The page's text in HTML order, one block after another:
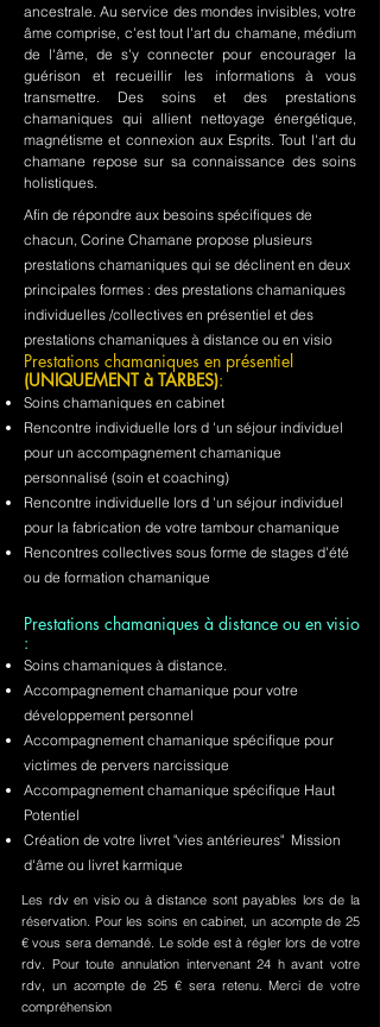
ancestrale. Au service des mondes invisibles, votre
âme comprise, c'est tout l'art du chamane, médium
de l'âme, de s'y connecter pour encourager la
guérison et recueillir les informations à vous
transmettre. Des soins et des prestations
chamaniques qui allient nettoyage énergétique,
magnétisme et connexion aux Esprits. Tout l'art du
chamane repose sur sa connaissance des soins
holistiques.
Afin de répondre aux besoins spécifiques de
chacun, Corine Chamane propose plusieurs
prestations chamaniques qui se déclinent en deux
principales formes : des prestations chamaniques
individuelles /collectives en présentiel et des
prestations chamaniques à distance ou en visio
Prestations chamaniques en présentiel
(UNIQUEMENT à TARBES):
Soins chamaniques en cabinet
Rencontre individuelle lors d 'un séjour individuel
pour un accompagnement chamanique
personnalisé (soin et coaching)
Rencontre individuelle lors d 'un séjour individuel
pour la fabrication de votre tambour chamanique
Rencontres collectives sous forme de stages d'été
ou de formation chamanique
Prestations chamaniques à distance ou en visio
:
Soins chamaniques à distance.
Accompagnement chamanique pour votre
développement personnel
Accompagnement chamanique spécifique pour
victimes de pervers narcissique
Accompagnement chamanique spécifique Haut
Potentiel
Création de votre livret "vies antérieures" Mission
d'âme ou livret karmique
Les rdv en visio ou à distance sont payables lors de la
réservation. Pour les soins en cabinet, un acompte de 25
€ vous sera demandé. Le solde est à régler lors de votre
rdv. Pour toute annulation intervenant 24 h avant votre
rdv, un acompte de 25 € sera retenu. Merci de votre
compréhension